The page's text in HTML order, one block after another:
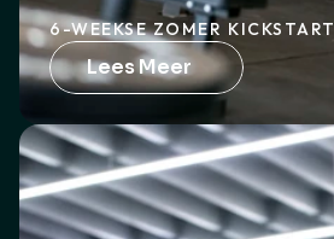
6-WEEKSE ZOMER KICKSTART
Lees Meer